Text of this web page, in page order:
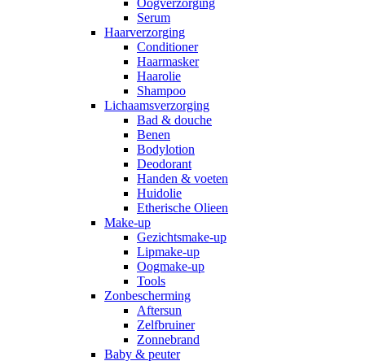
Oogverzorging
Serum
Haarverzorging
Conditioner
Haarmasker
Haarolie
Shampoo
Lichaamsverzorging
Bad & douche
Benen
Bodylotion
Deodorant
Handen & voeten
Huidolie
Etherische Olieen
Make-up
Gezichtsmake-up
Lipmake-up
Oogmake-up
Tools
Zonbescherming
Aftersun
Zelfbruiner
Zonnebrand
Baby & peuter